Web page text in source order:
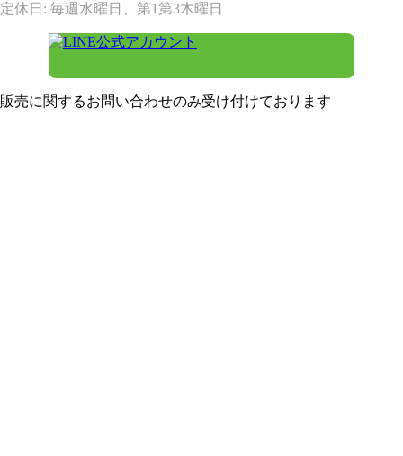
定休日: 毎週水曜日、第1第3木曜日
販売に関するお問い合わせのみ受け付けております